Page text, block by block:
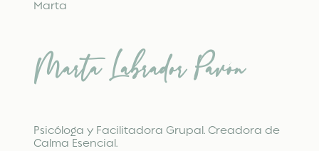
Marta
Marta Labrador Pavón
Psicóloga y Facilitadora Grupal. Creadora de
Calma Esencial.